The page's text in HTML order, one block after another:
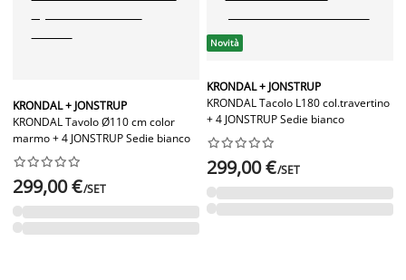
KRONDAL + JONSTRUP
KRONDAL Tavolo Ø110 cm color
marmo + 4 JONSTRUP Sedie bianco






299,00 €/SET
Novità
KRONDAL + JONSTRUP
KRONDAL Tacolo L180 col.travertino
+ 4 JONSTRUP Sedie bianco






299,00 €/SET